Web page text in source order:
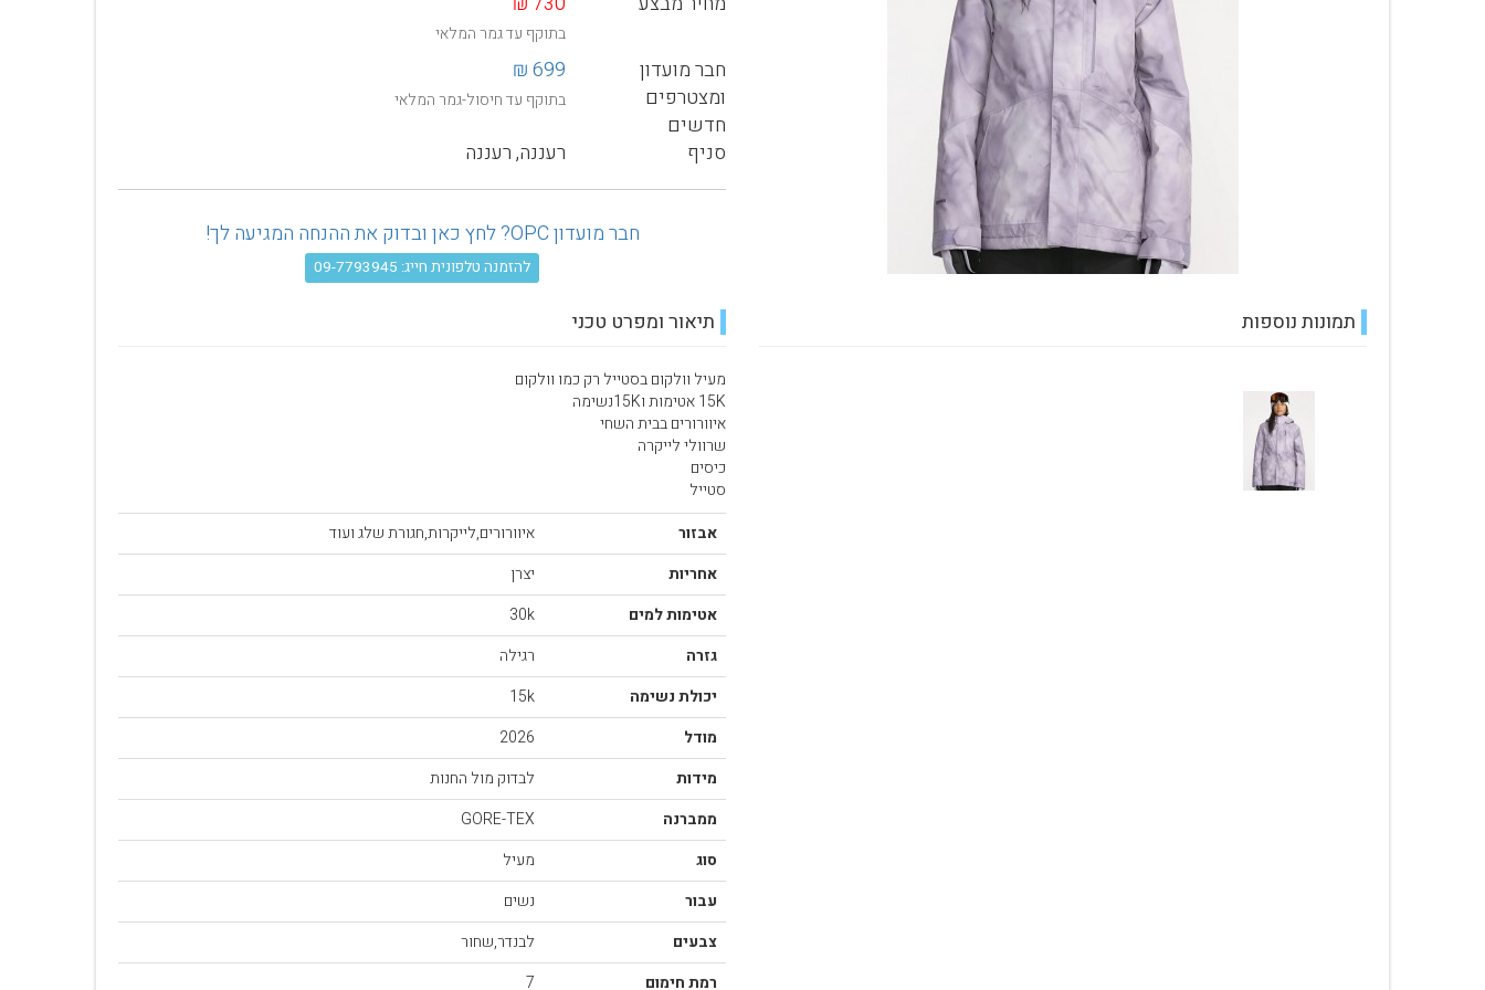
בתוקף עד גמר המלאי
חבר מועדון
ומצטרפים
חדשים
699 ₪
בתוקף עד חיסול-גמר המלאי
סניף רעננה, רעננה
חבר מועדון OPC? לחץ כאן ובדוק את ההנחה המגיעה לך!
להזמנה טלפונית חייג: 09-7793945
תמונות נוספות תיאור ומפרט טכני
מעיל וולקום בסטייל רק כמו וולקום
15K אטימות ו15Kנשימה
איוורורים בבית השחי
שרוולי לייקרה
כיסים
סטייל
אבזור
איוורורים,לייקרות,חגורת שלג ועוד
אחריות
יצרן
אטימות למים
30k
גזרה
רגילה
יכולת נשימה
15k
מודל
2026
מידות
לבדוק מול החנות
ממברנה
GORE-TEX
סוג
מעיל
עבור
נשים
צבעים
לבנדר,שחור
רמת חימום
7